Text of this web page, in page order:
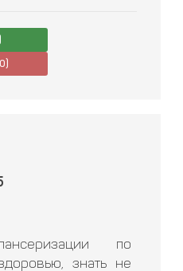
)
0)
по
знать не